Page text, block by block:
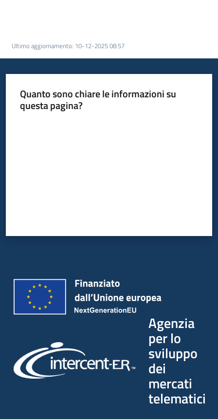
Ultimo aggiornamento: 10-12-2025 08:57
Quanto sono chiare le informazioni su
questa pagina?
Agenzia
per lo
sviluppo
dei
mercati
telematici